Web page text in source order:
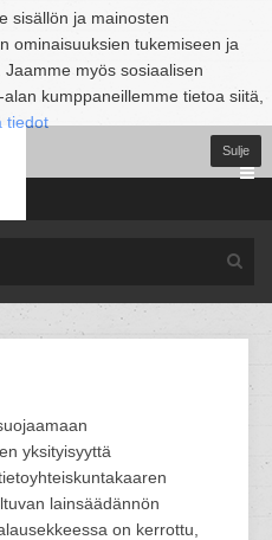
sisällön ja mainosten
ominaisuuksien tukemiseen ja
myös sosiaalisen
kumppaneillemme tietoa siitä,
tiedot
Sulje
yksityisyyttä
lainsäädännön
on kerrottu,